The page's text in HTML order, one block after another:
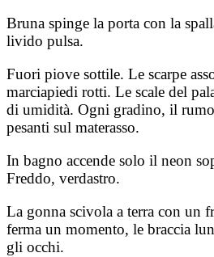
Bruna spinge la porta con la
livido pulsa.
Fuori piove sottile. Le scarpe
marciapiedi rotti. Le scale del
di umidità. Ogni gradino, il
pesanti sul materasso.
In bagno accende solo il neon
Freddo, verdastro.
La gonna scivola a terra con un
ferma un momento, le braccia
gli occhi.